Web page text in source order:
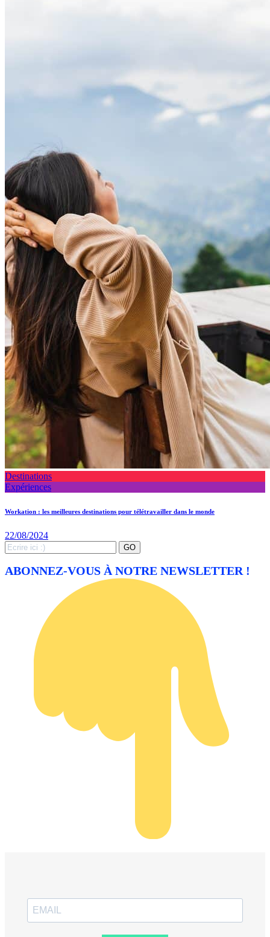
Destinations
Expériences
Workation : les meilleures destinations pour télétravailler dans le monde
22/08/2024
Search
for:
GO
ABONNEZ-VOUS À NOTRE NEWSLETTER !